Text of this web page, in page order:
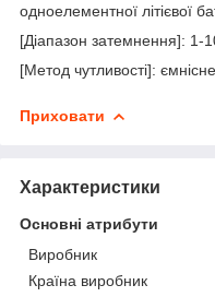
одноелементної літієвої
[Діапазон затемнення]: 1-
[Метод чутливості]:
Приховати
Характеристики
Основні атрибути
Виробник
Країна виробник